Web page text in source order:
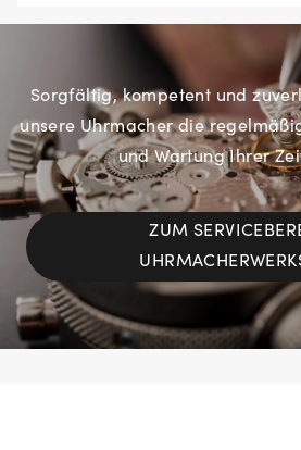
Sorgfältig, kompetent und
unsere Uhrmacher die
und Wartung Ihrer
ZUM